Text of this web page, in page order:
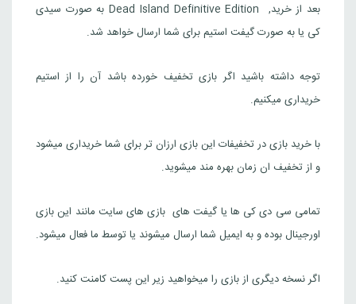
بعد از خرید, Dead Island Definitive Edition به صورت سیدی
کی یا به صورت گیفت استیم برای شما ارسال خواهد شد.
توجه داشته باشید اگر بازی تخفیف خورده باشد آن را از استیم
خریداری میکنیم.
با خرید بازی در تخفیفات این بازی ارزان تر برای شما خریداری میشود
و از تخفیف ان زمان بهره مند میشوید.
تمامی سی دی کی ها یا گیفت های بازی های سایت مانند این بازی
اورجینال بوده و به ایمیل شما ارسال میشوند یا توسط ما فعال میشود.
اگر نسخه دیگری از بازی را میخواهید زیر این پست کامنت کنید.